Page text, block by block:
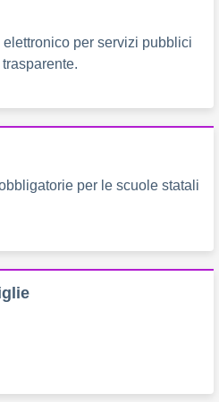
per servizi pubblici
per le scuole statali